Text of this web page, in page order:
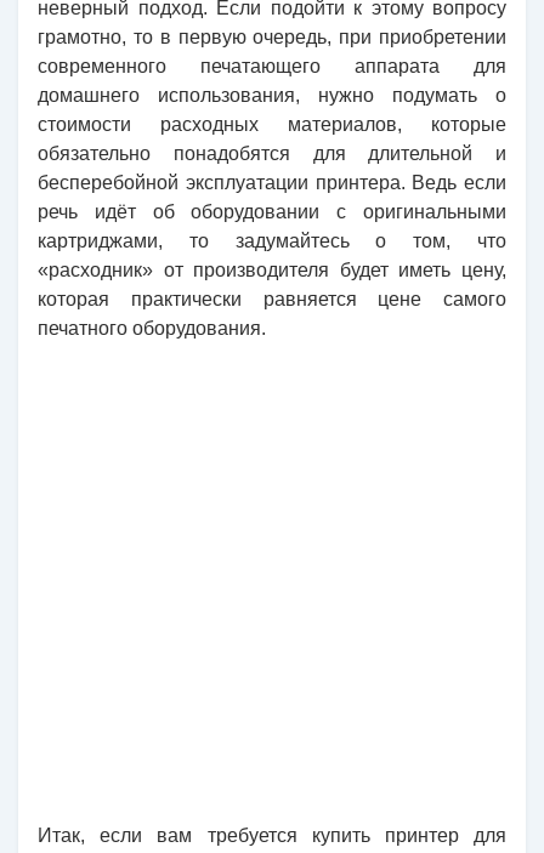
неверный подход. Если подойти к этому вопросу
грамотно, то в первую очередь, при приобретении
современного печатающего аппарата для
домашнего использования, нужно подумать о
стоимости расходных материалов, которые
обязательно понадобятся для длительной и
бесперебойной эксплуатации принтера. Ведь если
речь идёт об оборудовании с оригинальными
картриджами, то задумайтесь о том, что
«расходник» от производителя будет иметь цену,
которая практически равняется цене самого
печатного оборудования.
Итак, если вам требуется купить принтер для